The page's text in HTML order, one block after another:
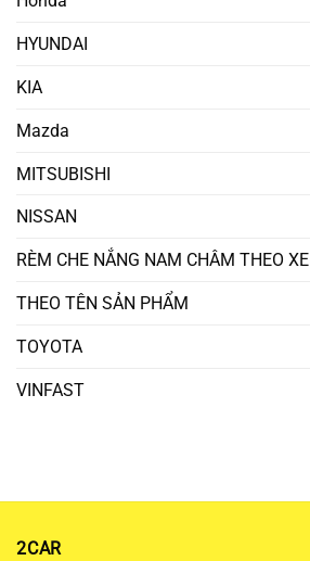
HYUNDAI
KIA
Mazda
MITSUBISHI
NISSAN
RÈM CHE NẮNG NAM CHÂM THEO XE
THEO TÊN SẢN PHẨM
TOYOTA
VINFAST
2CAR